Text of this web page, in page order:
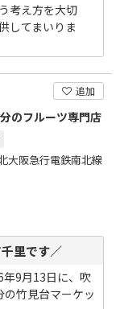
考え方を大切
してまいりま
追加
のフルーツ専門店
大阪急行電鉄南北線
里です／
年9月13日に、吹
竹見台マーケッ